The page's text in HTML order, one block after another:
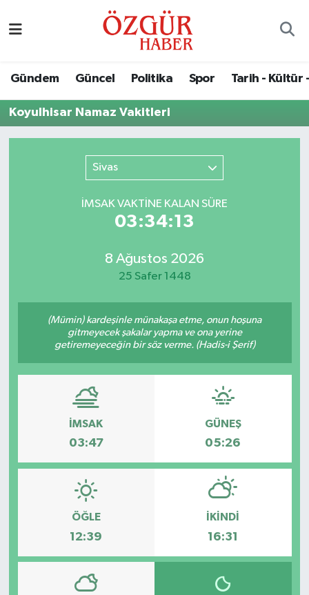
Gündem Güncel Politika Spor Tarih - Kültür
Koyulhisar Namaz Vakitleri
Sivas
İMSAK VAKTİNE KALAN SÜRE
03:34:13
8 Ağustos 2026
25 Safer 1448
(Mümin) kardeşinle münakaşa etme, onun hoşuna
gitmeyecek şakalar yapma ve ona yerine
getiremeyeceğin bir söz verme. (Hadis-i Şerif)
İMSAK
03:47
GÜNEŞ
05:26
ÖĞLE
12:39
İKINDI
16:31
Ekonomi
Sağlık
Tarih - Kültür - Sanat - Turizm
Yaşam
Nöbetçi Eczaneler
Trafik Durumu
Tüm Manşetler
Son Dakika Haberleri